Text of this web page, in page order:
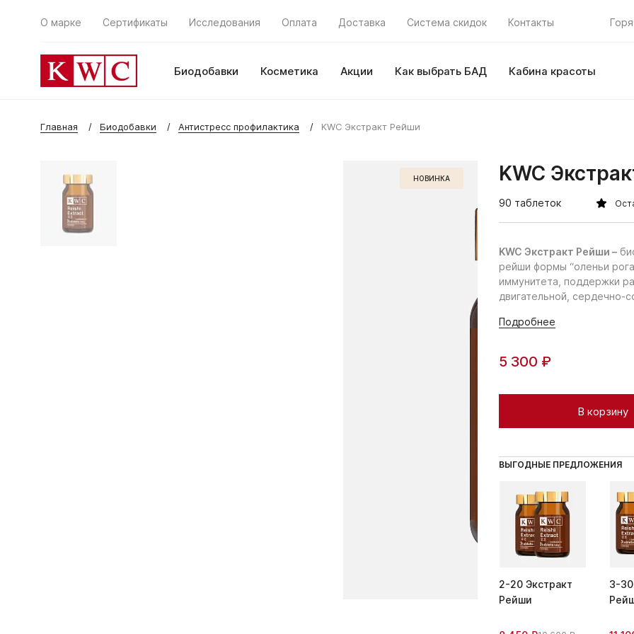
О марке Сертификаты Исследования Оплата Доставка Система скидок Контакты
Биодобавки Косметика Акции Как выбрать БАД Кабина красоты
Главная Биодобавки Антистресс профилактика KWC Экстракт Рейши
НОВИНКА KWC
90 таблеток
KWC Экстракт Рейши –
рейши формы “оленьи
иммунитета, поддержки
двигательной, сердечно-
Подробнее
5 300 ₽
В корзину
ВЫГОДНЫЕ ПРЕДЛОЖЕНИЯ
2-20 Экстракт
Рейши
3-30